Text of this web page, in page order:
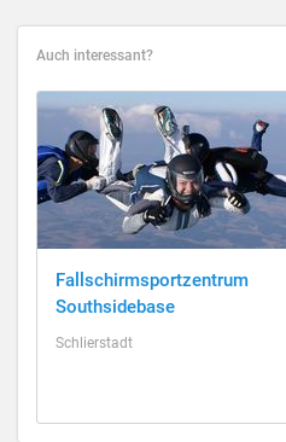
Auch interessant?
Fallschirmsportzentrum
Southsidebase
Schlierstadt